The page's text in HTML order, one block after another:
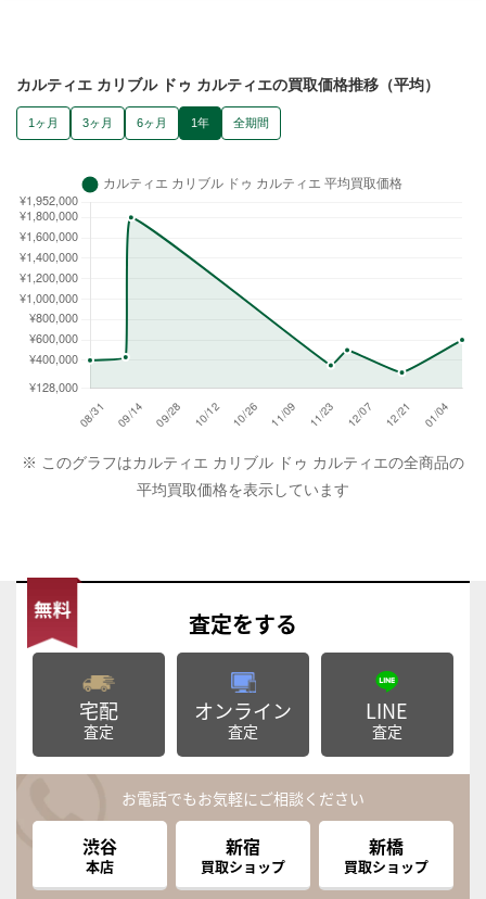
カルティエ カリブル ドゥ カルティエの買取価格推移（平均）
1ヶ月 3ヶ月 6ヶ月 1年 全期間
※ このグラフはカルティエ カリブル ドゥ カルティエの全商品の
平均買取価格を表示しています
査定をする
宅配
査定
オンライン
査定
LINE
査定
お電話でもお気軽にご相談ください
渋谷
本店
新宿
買取ショップ
新橋
買取ショップ